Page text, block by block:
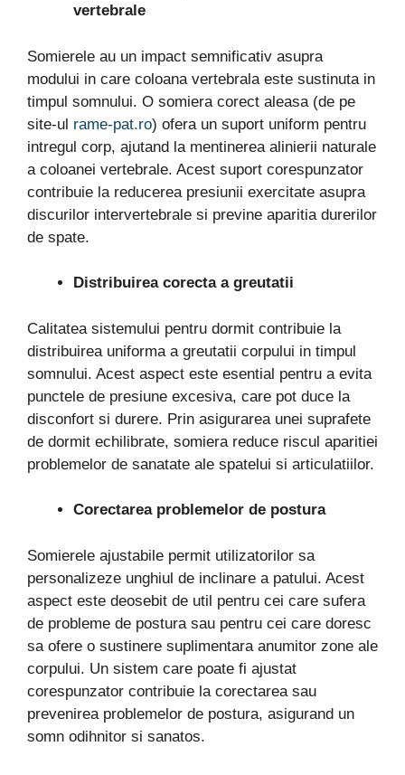
vertebrale
Somierele au un impact semnificativ asupra
modului in care coloana vertebrala este sustinuta in
timpul somnului. O somiera corect aleasa (de pe
site-ul rame-pat.ro) ofera un suport uniform pentru
intregul corp, ajutand la mentinerea alinierii naturale
a coloanei vertebrale. Acest suport corespunzator
contribuie la reducerea presiunii exercitate asupra
discurilor intervertebrale si previne aparitia durerilor
de spate.
Distribuirea corecta a greutatii
Calitatea sistemului pentru dormit contribuie la
distribuirea uniforma a greutatii corpului in timpul
somnului. Acest aspect este esential pentru a evita
punctele de presiune excesiva, care pot duce la
disconfort si durere. Prin asigurarea unei suprafete
de dormit echilibrate, somiera reduce riscul aparitiei
problemelor de sanatate ale spatelui si articulatiilor.
Corectarea problemelor de postura
Somierele ajustabile permit utilizatorilor sa
personalizeze unghiul de inclinare a patului. Acest
aspect este deosebit de util pentru cei care sufera
de probleme de postura sau pentru cei care doresc
sa ofere o sustinere suplimentara anumitor zone ale
corpului. Un sistem care poate fi ajustat
corespunzator contribuie la corectarea sau
prevenirea problemelor de postura, asigurand un
somn odihnitor si sanatos.